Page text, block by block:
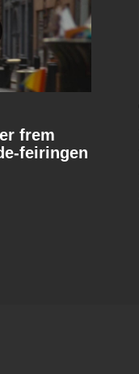
frem
feiringen